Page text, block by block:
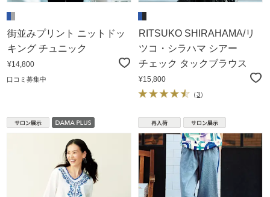
街並みプリント ニットドッ
キング チュニック
¥14,800
口コミ募集中
RITSUKO SHIRAHAMA/リ
ツコ・シラハマ シアー
チェック タックブラウス
¥15,800
（3）